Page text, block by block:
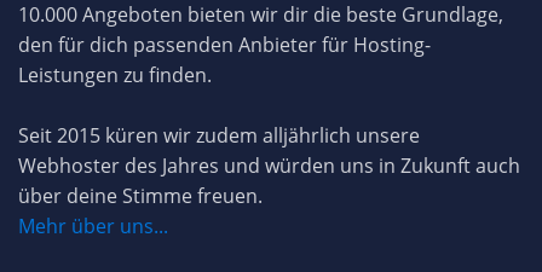
10.000 Angeboten bieten wir dir die beste Grundlage,
den für dich passenden Anbieter für Hosting-
Leistungen zu finden.
Seit 2015 küren wir zudem alljährlich unsere
Webhoster des Jahres und würden uns in Zukunft auch
über deine Stimme freuen.
Mehr über uns...